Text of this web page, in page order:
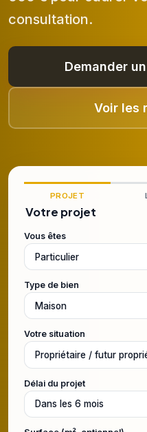
consultation.
Demander
Voir les
PROJET
Votre projet
Vous êtes
Type de bien
Votre situation
Délai du projet